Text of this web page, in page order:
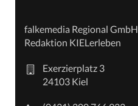
falkemedia Regional GmbH
Redaktion KIELerleben
Exerzierplatz 3
24103 Kiel